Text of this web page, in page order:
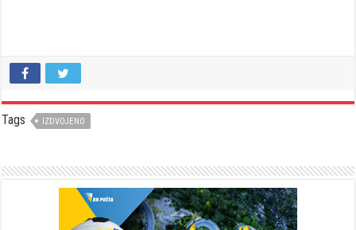
Tags IZDVOJENO